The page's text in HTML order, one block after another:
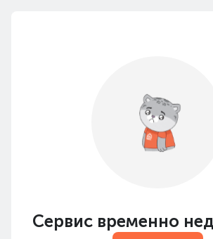
Сервис временно